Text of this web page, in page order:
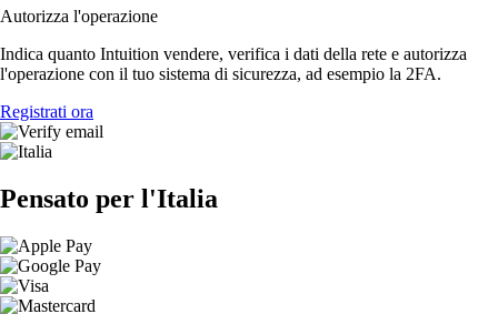
Autorizza l'operazione
Indica quanto Intuition vendere, verifica i dati della rete e autorizza
l'operazione con il tuo sistema di sicurezza, ad esempio la 2FA.
Registrati ora
Pensato per l'Italia